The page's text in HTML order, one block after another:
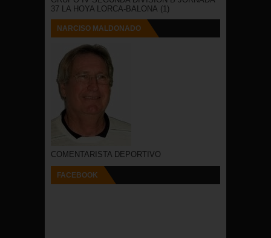
37 LA HOYA LORCA-BALONA (1)
NARCISO MALDONADO
COMENTARISTA DEPORTIVO
FACEBOOK